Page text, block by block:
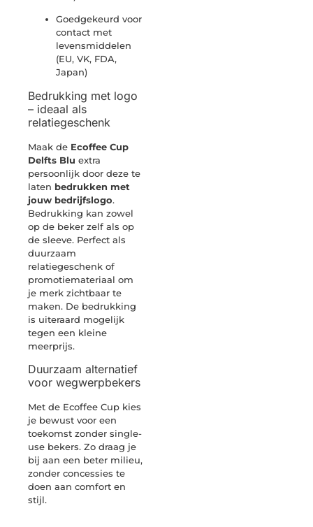
Goedgekeurd voor
contact met
levensmiddelen
(EU, VK, FDA,
Japan)
Bedrukking met logo
– ideaal als
relatiegeschenk
Maak de Ecoffee Cup
Delfts Blu extra
persoonlijk door deze te
laten bedrukken met
jouw bedrijfslogo.
Bedrukking kan zowel
op de beker zelf als op
de sleeve. Perfect als
duurzaam
relatiegeschenk of
promotiemateriaal om
je merk zichtbaar te
maken. De bedrukking
is uiteraard mogelijk
tegen een kleine
meerprijs.
Duurzaam alternatief
voor wegwerpbekers
Met de Ecoffee Cup kies
je bewust voor een
toekomst zonder single-
use bekers. Zo draag je
bij aan een beter milieu,
zonder concessies te
doen aan comfort en
stijl.